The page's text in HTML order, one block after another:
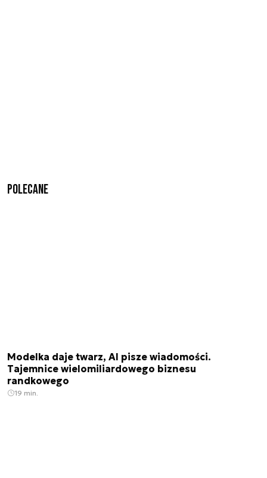
Polecane
Modelka daje twarz, AI pisze wiadomości.
Tajemnice wielomiliardowego biznesu
randkowego
19 min.